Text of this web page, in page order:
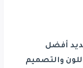
أفضل
والتصميم